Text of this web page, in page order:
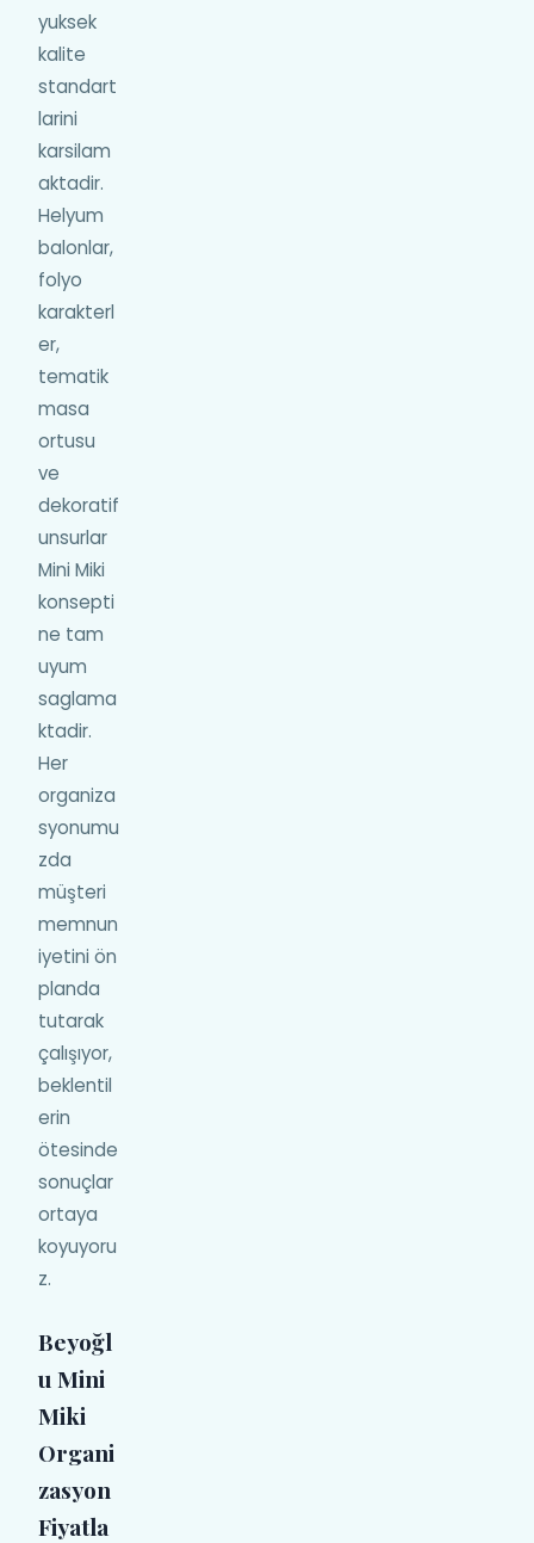
yuksek
kalite
standart
larini
karsilam
aktadir.
Helyum
balonlar,
folyo
karakterl
er,
tematik
masa
ortusu
ve
dekoratif
unsurlar
Mini Miki
konsepti
ne tam
uyum
saglama
ktadir.
Her
organiza
syonumu
zda
müşteri
memnun
iyetini ön
planda
tutarak
çalışıyor,
beklentil
erin
ötesinde
sonuçlar
ortaya
koyuyoru
z.
Beyoğl
u Mini
Miki
Organi
zasyon
Fiyatla